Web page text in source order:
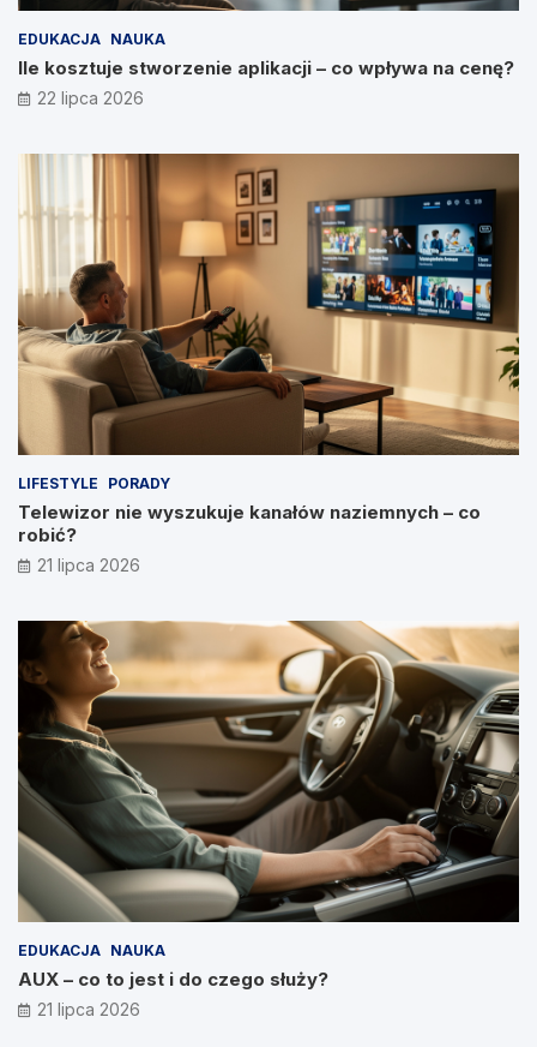
EDUKACJA NAUKA
Ile kosztuje stworzenie aplikacji – co wpływa na cenę?
22 lipca 2026
LIFESTYLE PORADY
Telewizor nie wyszukuje kanałów naziemnych – co
robić?
21 lipca 2026
EDUKACJA NAUKA
AUX – co to jest i do czego służy?
21 lipca 2026